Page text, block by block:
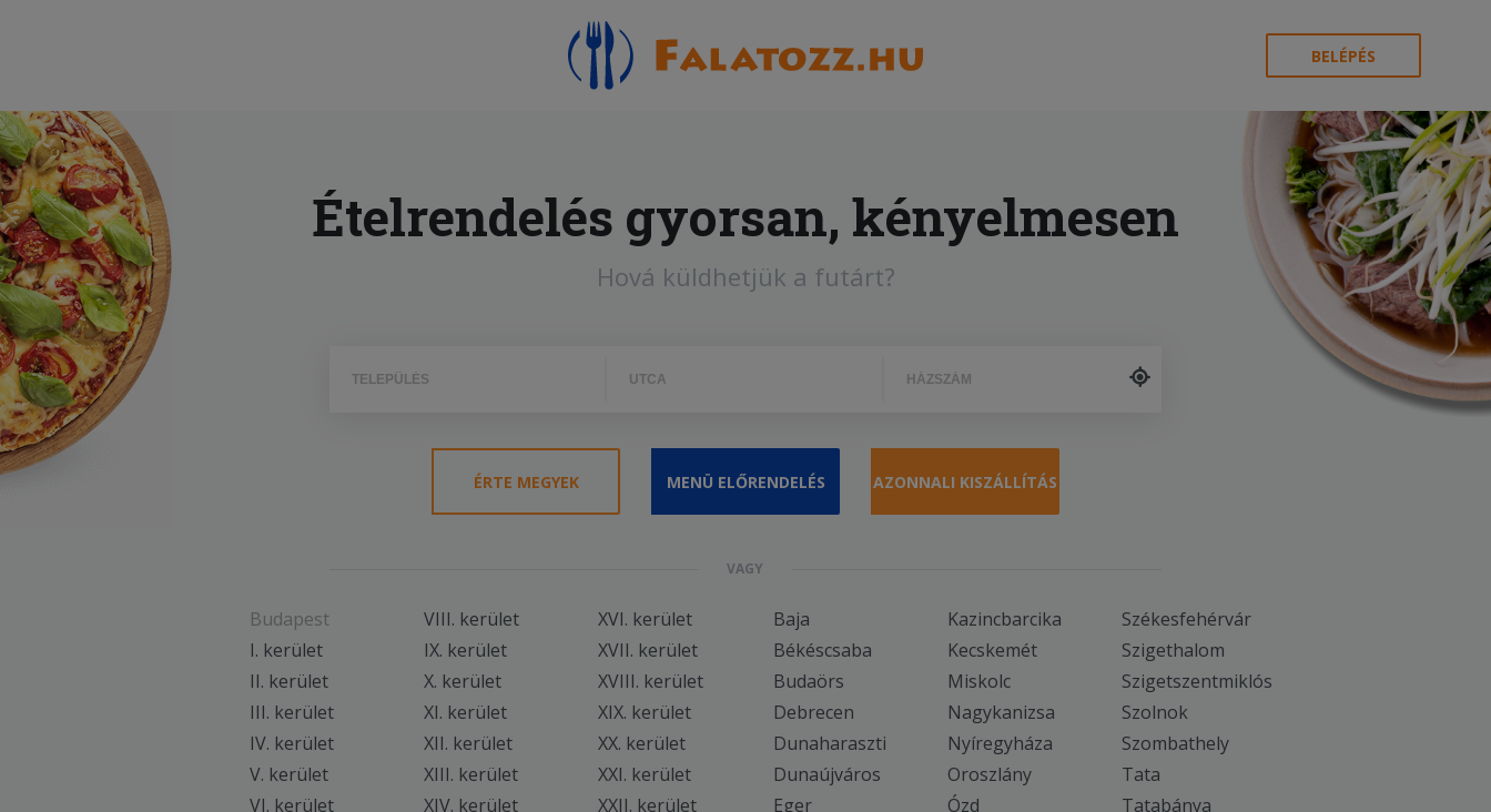
BELÉPÉS
Ételrendelés gyorsan, kényelmesen
Hová küldhetjük a futárt?
ÉRTE MEGYEK MENÜ ELŐRENDELÉS AZONNALI KISZÁLLÍTÁS
VAGY
Budapest
I. kerület
II. kerület
III. kerület
IV. kerület
V. kerület
VI. kerület
VIII. kerület
IX. kerület
X. kerület
XI. kerület
XII. kerület
XIII. kerület
XIV. kerület
XVI. kerület
XVII. kerület
XVIII. kerület
XIX. kerület
XX. kerület
XXI. kerület
XXII. kerület
Baja
Békéscsaba
Budaörs
Debrecen
Dunaharaszti
Dunaújváros
Eger
Kazincbarcika
Kecskemét
Miskolc
Nagykanizsa
Nyíregyháza
Oroszlány
Ózd
Székesfehérvár
Szigethalom
Szigetszentmiklós
Szolnok
Szombathely
Tata
Tatabánya